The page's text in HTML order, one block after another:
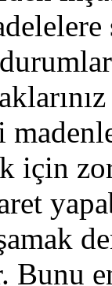
için
Bunu